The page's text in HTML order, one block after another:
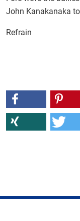
John Kanakanaka
Refrain